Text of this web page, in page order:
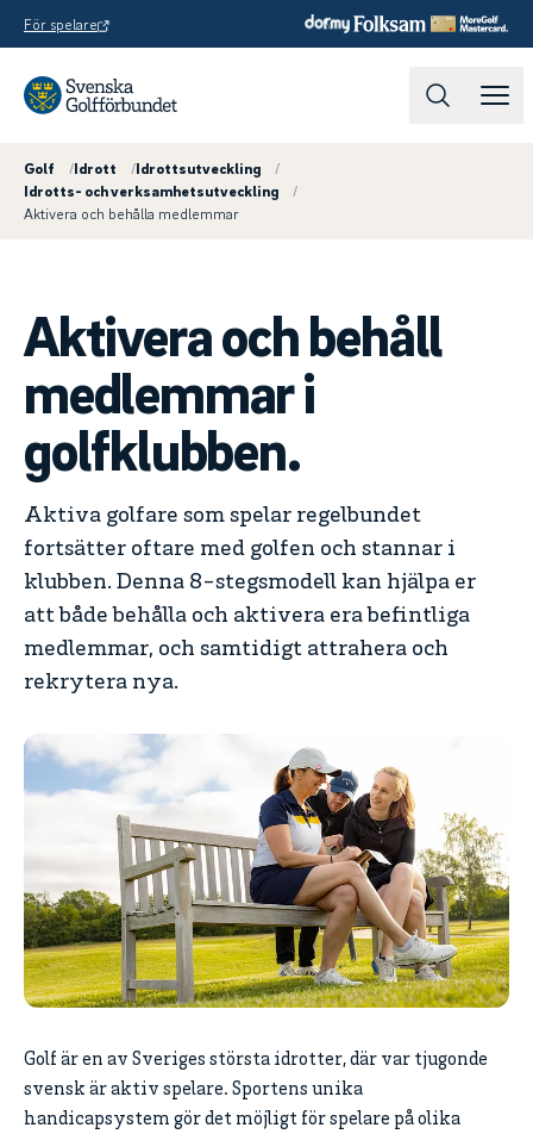
För spelare
Golf /Idrott /Idrottsutveckling
/
Idrotts- och verksamhetsutveckling
/
Aktivera och behålla medlemmar
Aktivera och behåll
medlemmar i
golfklubben.
Aktiva golfare som spelar regelbundet
fortsätter oftare med golfen och stannar i
klubben. Denna 8-stegsmodell kan hjälpa er
att både behålla och aktivera era befintliga
medlemmar, och samtidigt attrahera och
rekrytera nya.
Golf är en av Sveriges största idrotter, där var tjugonde
svensk är aktiv spelare. Sportens unika
handicapsystem gör det möjligt för spelare på olika